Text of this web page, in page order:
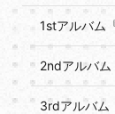
1stアルバム
2ndアルバム
3rdアルバム